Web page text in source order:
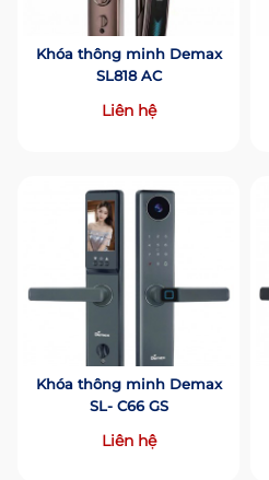
Khóa thông minh Demax
SL818 AC
Liên hệ
Khóa thông minh Demax
SL- C66 GS
Liên hệ